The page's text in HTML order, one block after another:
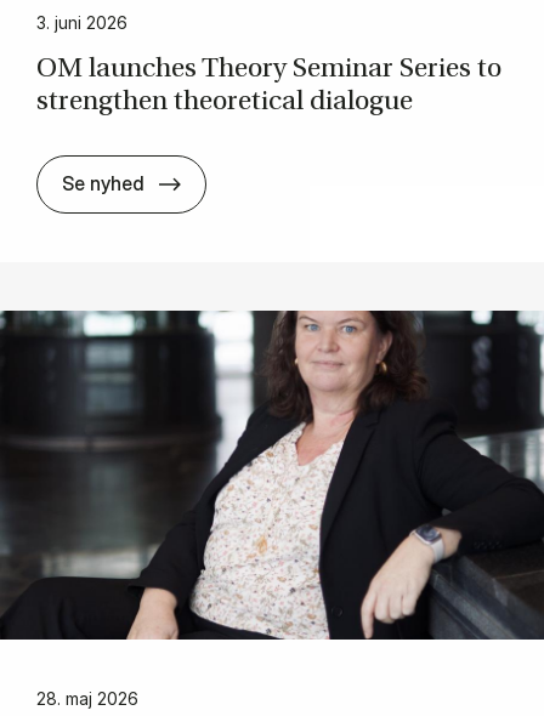
3. juni 2026
OM launches The­ory Sem­in­ar Series to
strengthen the­or­et­ic­al dia­logue
Se nyhed OM launches The­ory Sem­in­ar Series
28. maj 2026